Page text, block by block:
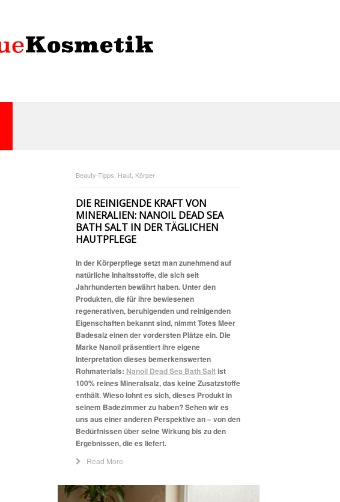
Beauty-Tipps, Haut, Körper
DIE REINIGENDE KRAFT VON
MINERALIEN: NANOIL DEAD SEA
BATH SALT IN DER TÄGLICHEN
HAUTPFLEGE
In der Körperpflege setzt man zunehmend auf
natürliche Inhaltsstoffe, die sich seit
Jahrhunderten bewährt haben. Unter den
Produkten, die für ihre bewiesenen
regenerativen, beruhigenden und reinigenden
Eigenschaften bekannt sind, nimmt Totes Meer
Badesalz einen der vordersten Plätze ein. Die
Marke Nanoil präsentiert ihre eigene
Interpretation dieses bemerkenswerten
Rohmaterials: Nanoil Dead Sea Bath Saltist
100% reines Mineralsalz, das keine Zusatzstoffe
enthält. Wieso lohnt es sich, dieses Produkt in
seinem Badezimmer zu haben? Sehen wir es
uns aus einer anderen Perspektive an – von den
Bedürfnissen über seine Wirkung bis zu den
Ergebnissen, die es liefert.
Read More